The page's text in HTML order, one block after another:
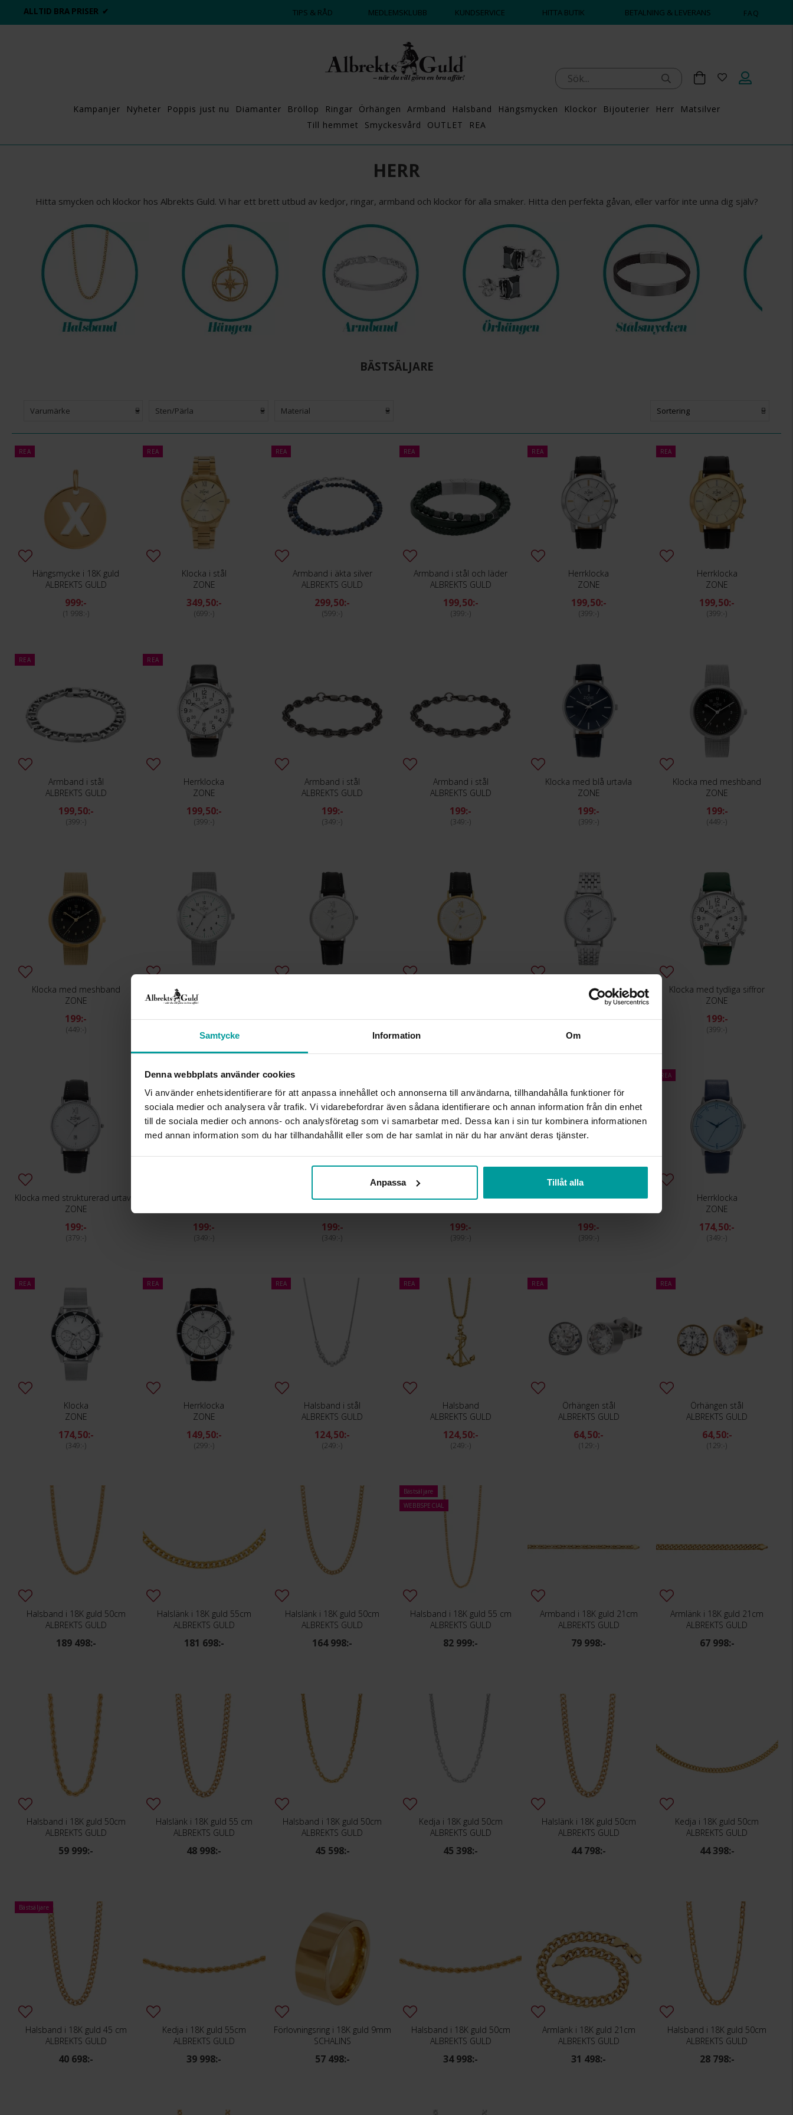
Samtycke Information Om
Denna webbplats använder cookies
Vi använder enhetsidentifierare för att anpassa innehållet och annonserna till användarna, tillhandahålla funktioner för
sociala medier och analysera vår trafik. Vi vidarebefordrar även sådana identifierare och annan information från din enhet
till de sociala medier och annons- och analysföretag som vi samarbetar med. Dessa kan i sin tur kombinera informationen
med annan information som du har tillhandahållit eller som de har samlat in när du har använt deras tjänster.
Anpassa Tillåt alla
DAGS ATT POPPA?💍💘 TIPS & RÅD MEDLEMSKLUBB KUNDSERVICE HITTA BUTIK BETALNING & LEVERANS FAQ
Kampanjer Nyheter Poppis just nu Diamanter Bröllop Ringar Örhängen Armband Halsband Hängsmycken Klockor Bijouterier Herr
Matsilver
Till hemmet
Smyckesvård OUTLET REA
HERR
Hitta smycken och klockor hos Albrekts Guld. Vi har ett brett utbud av kedjor, ringar, armband och klockor för alla smaker. Hitta den perfekta gåvan, eller varför inte unna dig själv?
BÄSTSÄLJARE
Varumärke Sten/Pärla Material Sortering
REA
Hängsmycke i 18K guld
ALBREKTS GULD
999:-
1 998:-
REA
Klocka i stål
ZONE
349,50:-
699:-
REA
Armband i äkta silver
ALBREKTS GULD
299,50:-
599:-
REA
Armband i stål och läder
ALBREKTS GULD
199,50:-
399:-
REA
Herrklocka
ZONE
199,50:-
399:-
REA
Herrklocka
ZONE
199,50:-
399:-
REA
Armband i stål
ALBREKTS GULD
199,50:-
399:-
REA
Herrklocka
ZONE
199,50:-
399:-
Armband i stål
ALBREKTS GULD
199:-
349:-
Armband i stål
ALBREKTS GULD
199:-
349:-
Klocka med blå urtavla
ZONE
199:-
399:-
Klocka med meshband
ZONE
199:-
449:-
Klocka med meshband
ZONE
199:-
449:-
Klocka med meshband
ZONE
199:- 199:- 199:-
Klocka med strukturerad urtavla
ZONE
199:-
Klocka med tydliga siffror
ZONE
199:-
399:-
Klocka med strukturerad urtavla
ZONE
199:-
379:-
199:-
349:-
Armband i stål och läder
199:-
349:-
Armband i stål och läder
199:-
399:-
Herrklocka
199:-
399:-
REA
Herrklocka
ZONE
174,50:-
349:-
REA
Klocka
ZONE
174,50:-
349:-
REA
Herrklocka
ZONE
149,50:-
299:-
REA
Halsband i stål
ALBREKTS GULD
124,50:-
249:-
REA
Halsband
ALBREKTS GULD
124,50:-
249:-
REA
Örhängen stål
ALBREKTS GULD
64,50:-
129:-
REA
Örhängen stål
ALBREKTS GULD
64,50:-
129:-
Halsband i 18K guld 50cm
ALBREKTS GULD
189 498:-
Halslänk i 18K guld 55cm
ALBREKTS GULD
181 698:-
Halslänk i 18K guld 50cm
ALBREKTS GULD
164 998:-
Bästsäljare
WEBBSPECIAL
Halsband i 18K guld 55 cm
ALBREKTS GULD
82 999:-
Armband i 18K guld 21cm
ALBREKTS GULD
79 998:-
Armlänk i 18K guld 21cm
ALBREKTS GULD
67 998:-
Halsband i 18K guld 50cm
ALBREKTS GULD
59 999:-
Halslänk i 18K guld 55 cm
ALBREKTS GULD
48 998:-
Halsband i 18K guld 50cm
ALBREKTS GULD
45 598:-
Kedja i 18K guld 50cm
ALBREKTS GULD
45 398:-
Halslänk i 18K guld 50cm
ALBREKTS GULD
44 798:-
Kedja i 18K guld 50cm
ALBREKTS GULD
44 398:-
Bästsäljare
Halsband i 18K guld 45 cm
ALBREKTS GULD
40 698:-
Kedja i 18K guld 55cm
ALBREKTS GULD
39 998:-
Förlovningsring i 18K guld 9mm
SCHALINS
57 498:-
Halsband i 18K guld 50cm
ALBREKTS GULD
34 998:-
Armlänk i 18K guld 21cm
ALBREKTS GULD
31 498:-
Halsband i 18K guld 50cm
ALBREKTS GULD
28 798:-